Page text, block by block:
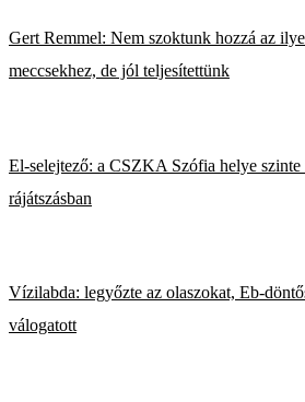
Gert Remmel: Nem szoktunk hozzá az
meccsekhez, de jól teljesítettünk
El-selejtező: a CSZKA Szófia helye szinte
rájátszásban
Vízilabda: legyőzte az olaszokat, Eb-
válogatott